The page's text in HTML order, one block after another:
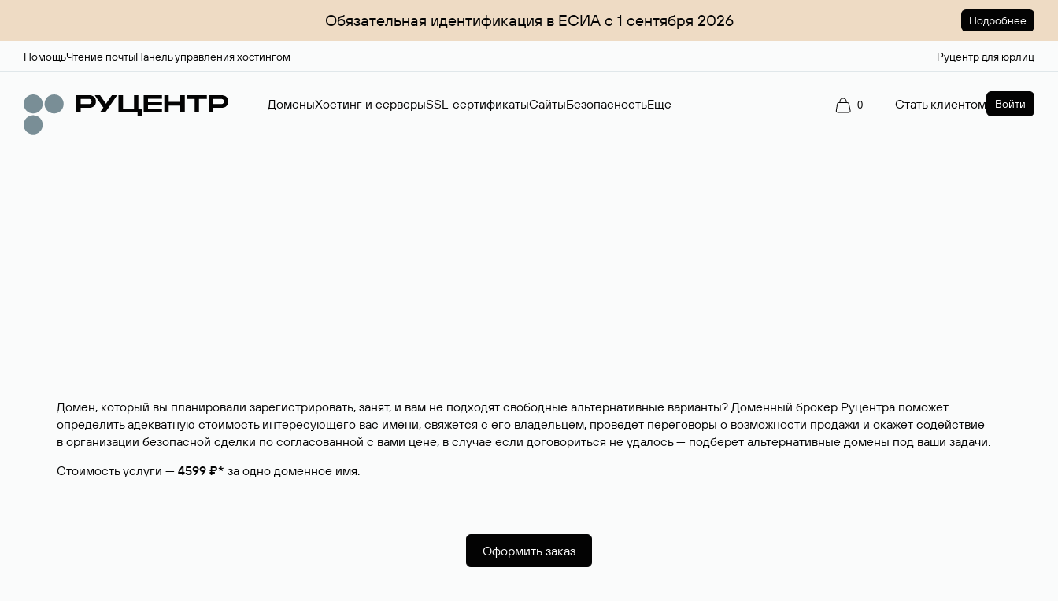
Обязательная идентификация в ЕСИА с 1 сентября 2026 Подробнее
ПомощьЧтение почтыПанель управления хостингом Руцентр для юрлиц
ДоменыХостинг и серверыSSL-сертификатыСайтыБезопасностьЕще 0 Стать клиентом Войти
Домен, который вы планировали зарегистрировать, занят, и вам не подходят свободные альтернативные варианты? Доменный брокер Руцентра поможет
определить адекватную стоимость интересующего вас имени, свяжется с его владельцем, проведет переговоры о возможности продажи и окажет содействие
в организации безопасной сделки по согласованной с вами цене, в случае если договориться не удалось — подберет альтернативные домены под ваши задачи.
Стоимость услуги — 4599 ₽* за одно доменное имя.
Оформить заказ